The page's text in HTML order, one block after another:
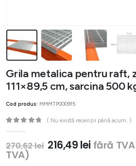
Grila metalica pentru raft,
111×89,5 cm, sarcina 500
Cod produs: MMMTP000915
( Nu există recenzii până acum. )
270,62lei Prețul
inițial
216,49 lei Prețul
fără
TVA)